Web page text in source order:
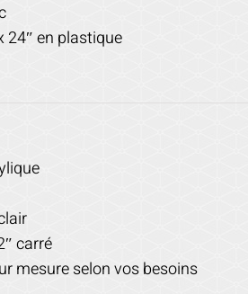
24″ en plastique
carré
mesure selon vos besoins